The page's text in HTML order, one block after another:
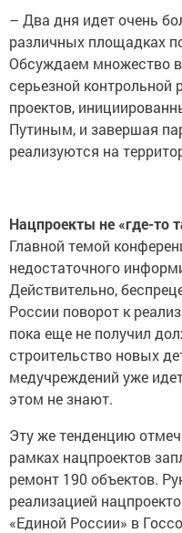
– Два дня идет очень
различных площадках
Обсуждаем множество
серьезной
проектов,
Путиным, и завершая
реализуются на
Нацпроекты не «где-то
Главной темой
недостаточного
Действительно,
России поворот к
пока еще не получил
строительство новых
медучреждений уже
этом не знают.
Эту же тенденцию
рамках нацпроектов
ремонт 190 объектов.
реализацией
«Единой России» в